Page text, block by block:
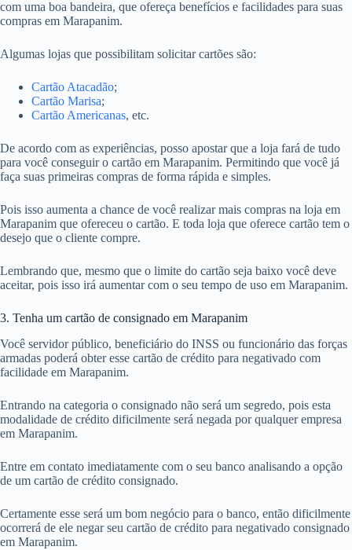
com uma boa bandeira, que ofereça benefícios e facilidades para suas
compras em Marapanim.
Algumas lojas que possibilitam solicitar cartões são:
Cartão Atacadão;
Cartão Marisa;
Cartão Americanas, etc.
De acordo com as experiências, posso apostar que a loja fará de tudo
para você conseguir o cartão em Marapanim. Permitindo que você já
faça suas primeiras compras de forma rápida e simples.
Pois isso aumenta a chance de você realizar mais compras na loja em
Marapanim que ofereceu o cartão. E toda loja que oferece cartão tem o
desejo que o cliente compre.
Lembrando que, mesmo que o limite do cartão seja baixo você deve
aceitar, pois isso irá aumentar com o seu tempo de uso em Marapanim.
3. Tenha um cartão de consignado em Marapanim
Você servidor público, beneficiário do INSS ou funcionário das forças
armadas poderá obter esse cartão de crédito para negativado com
facilidade em Marapanim.
Entrando na categoria o consignado não será um segredo, pois esta
modalidade de crédito dificilmente será negada por qualquer empresa
em Marapanim.
Entre em contato imediatamente com o seu banco analisando a opção
de um cartão de crédito consignado.
Certamente esse será um bom negócio para o banco, então dificilmente
ocorrerá de ele negar seu cartão de crédito para negativado consignado
em Marapanim.